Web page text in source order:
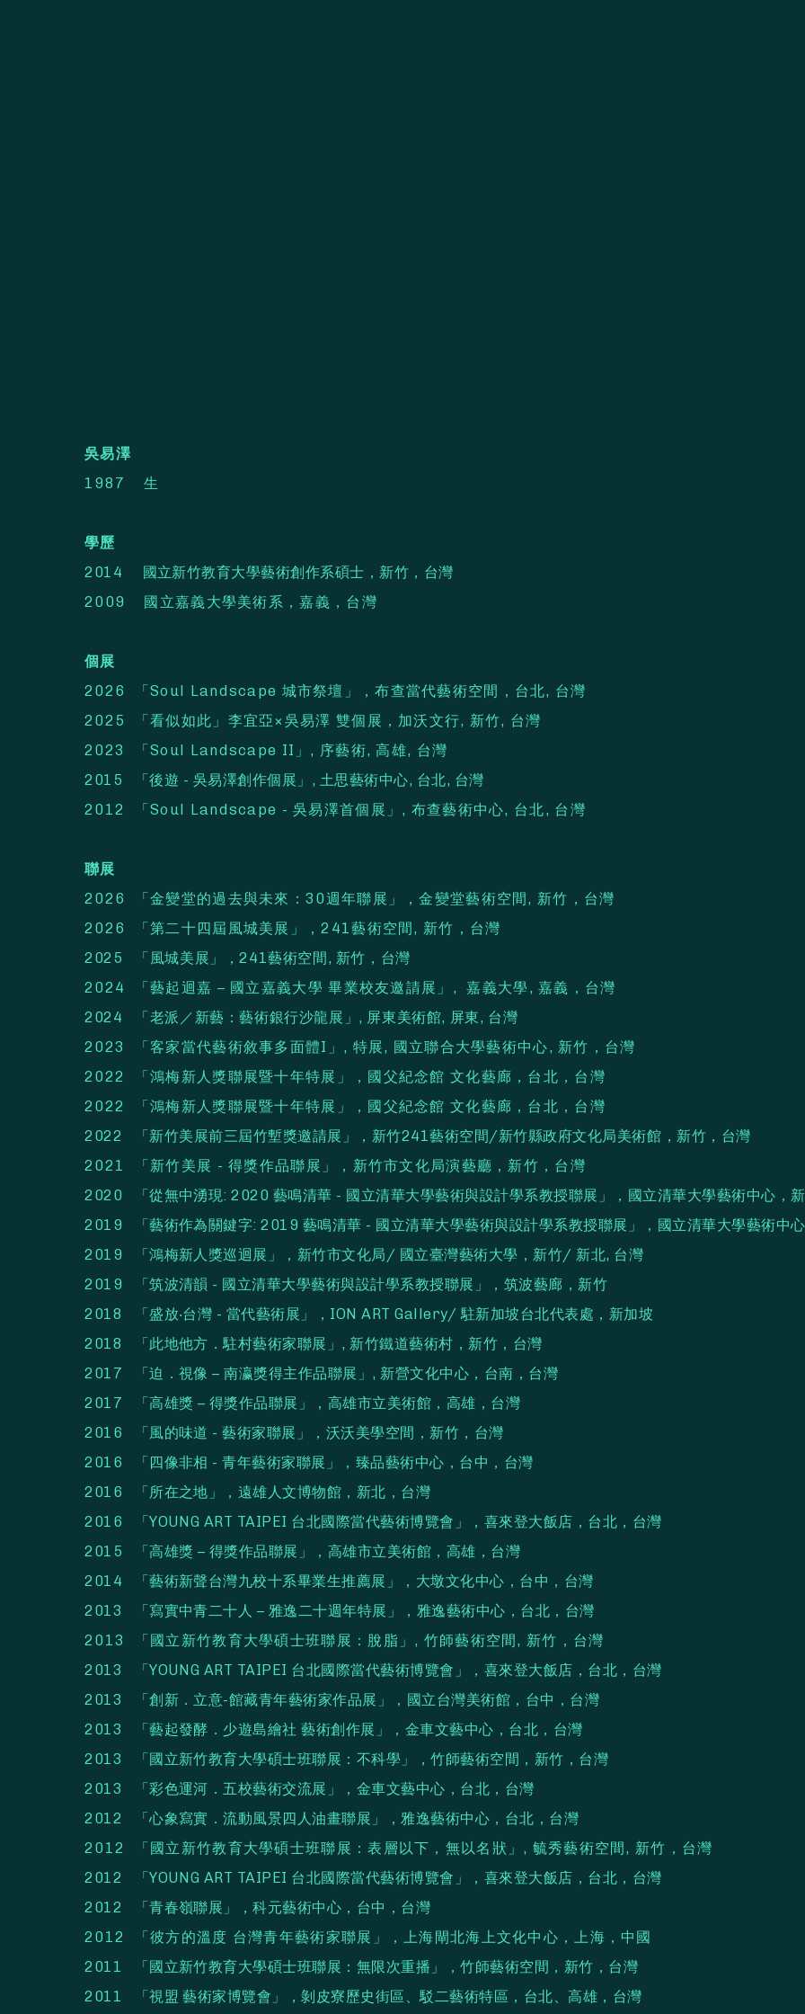
吳易澤
1987 生
學歷
2014 國立新竹教育大學藝術創作系碩士，新竹， 台灣
2009 國立嘉義大學美術系，嘉義，台灣
個展
2026 「Soul Landscape 城市祭壇」，布查當代藝術空間，台北, 台灣
2025 「看似如此」李宜亞×吳易澤 雙個展，加沃文行, 新竹, 台灣
2023 「Soul Landscape II」, 序藝術, 高雄, 台灣
2015 「後遊 - 吳易澤創作個展」, 土思藝術中心, 台北, 台灣
2012 「Soul Landscape - 吳易澤首個展」, 布查藝術中心, 台北, 台灣
聯展
2026 「金變堂的過去與未來：30週年聯展」，金變堂藝術空間, 新竹，台灣
2026 「第二十四屆風城美展」，241藝術空間, 新竹，台灣
2025 「風城美展」，241藝術空間, 新竹，台灣
2024 「藝起迴嘉 – 國立嘉義大學 畢業校友邀請展」, 嘉義大學, 嘉義，台灣
2024 「老派／新藝：藝術銀行沙龍展」, 屏東美術館, 屏東, 台灣
2023 「客家當代藝術敘事多面體I」, 特展, 國立聯合大學藝術中心, 新竹，台灣
2022 「鴻梅新人獎聯展暨十年特展」，國父紀念館 文化藝廊，台北，台灣
2022 「鴻梅新人獎聯展暨十年特展」，國父紀念館 文化藝廊，台北，台灣
2022 「新竹美展前三屆竹塹獎邀請展」，新竹241藝術空間/新竹縣政府文化局美術館，新竹，台灣
2021 「新竹美展 - 得獎作品聯展」，新竹市文化局演藝廳，新竹，台灣
2020 「從無中湧現: 2020 藝鳴清華 - 國立清華大學藝術與設計學系教授聯展」，國立清華大學藝術中心，
2019 「藝術作為關鍵字: 2019 藝鳴清華 - 國立清華大學藝術與設計學系教授聯展」，國立清華大學藝術中
2019 「鴻梅新人獎巡迴展」，新竹市文化局/ 國立臺灣藝術大學，新竹/ 新北, 台灣
2019 「筑波清韻 - 國立清華大學藝術與設計學系教授聯展」，筑波藝廊，新竹
2018 「盛放‧台灣 - 當代藝術展」，ION ART Gallery/ 駐新加坡台北代表處，新加坡
2018 「此地他方．駐村藝術家聯展」, 新竹鐵道藝術村，新竹，台灣
2017 「迫．視像 – 南瀛獎得主作品聯展」, 新營文化中心，台南，台灣
2017 「高雄獎 – 得獎作品聯展」，高雄市立美術館，高雄，台灣
2016 「風的味道 - 藝術家聯展」，沃沃美學空間，新竹，台灣
2016 「四像非相 - 青年藝術家聯展」，臻品藝術中心，台中，台灣
2016 「所在之地」，遠雄人文博物館，新北，台灣
2016 「YOUNG ART TAIPEI 台北國際當代藝術博覽會」，喜來登大飯店，台北，台灣
2015 「高雄獎 – 得獎作品聯展」，高雄市立美術館，高雄，台灣
2014 「藝術新聲台灣九校十系畢業生推薦展」，大墩文化中心，台中，台灣
2013 「寫實中青二十人 – 雅逸二十週年特展」，雅逸藝術中心，台北，台灣
2013 「國立新竹教育大學碩士班聯展：脫脂」, 竹師藝術空間, 新竹，台灣
2013 「YOUNG ART TAIPEI 台北國際當代藝術博覽會」，喜來登大飯店，台北，台灣
2013 「創新．立意-館藏青年藝術家作品展」，國立台灣美術館，台中，台灣
2013 「藝起發酵．少遊島繪社 藝術創作展」，金車文藝中心，台北，台灣
2013 「國立新竹教育大學碩士班聯展：不科學」，竹師藝術空間，新竹，台灣
2013 「彩色運河．五校藝術交流展」，金車文藝中心，台北，台灣
2012 「心象寫實．流動風景四人油畫聯展」，雅逸藝術中心，台北，台灣
2012 「國立新竹教育大學碩士班聯展：表層以下，無以名狀」, 毓秀藝術空間, 新竹，台灣
2012 「YOUNG ART TAIPEI 台北國際當代藝術博覽會」，喜來登大飯店，台北，台灣
2012 「青春嶺聯展」，科元藝術中心，台中，台灣
2012 「彼方的溫度 台灣青年藝術家聯展」，上海閘北海上文化中心，上海，中國
2011 「國立新竹教育大學碩士班聯展：無限次重播」，竹師藝術空間，新竹，台灣
2011 「視盟 藝術家博覽會」，剝皮寮歷史街區、駁二藝術特區，台北、高雄，台灣